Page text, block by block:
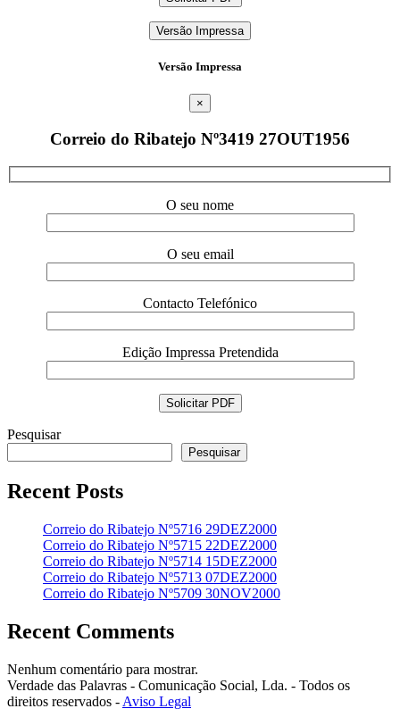
Versão Impressa
Versão Impressa
×
Correio do Ribatejo Nº3419 27OUT1956
O seu nome
O seu email
Contacto Telefónico
Edição Impressa Pretendida
Pesquisar
Pesquisar
Recent Posts
Correio do Ribatejo Nº5716 29DEZ2000
Correio do Ribatejo Nº5715 22DEZ2000
Correio do Ribatejo Nº5714 15DEZ2000
Correio do Ribatejo Nº5713 07DEZ2000
Correio do Ribatejo Nº5709 30NOV2000
Recent Comments
Nenhum comentário para mostrar.
Verdade das Palavras - Comunicação Social, Lda. - Todos os
direitos reservados - Aviso Legal